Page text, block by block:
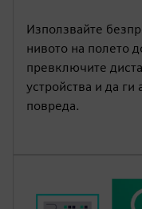
Използвайте
нивото на полето
превключите
устройства и да ги
повреда.